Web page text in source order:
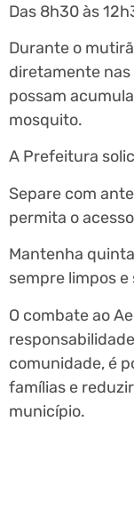
Das 8h30 às
Durante o
diretamente
possam
mosquito.
A Prefeitura
Separe com
permita o
Mantenha
sempre limpos
O combate ao
comunidade, é
famílias e
município.